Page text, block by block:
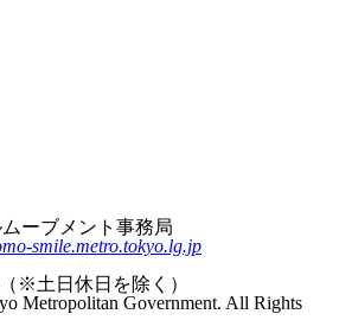
ーブメント事務局
smile.metro.tokyo.lg.jp
※土日休日を除く）
Metropolitan Government. All Rights